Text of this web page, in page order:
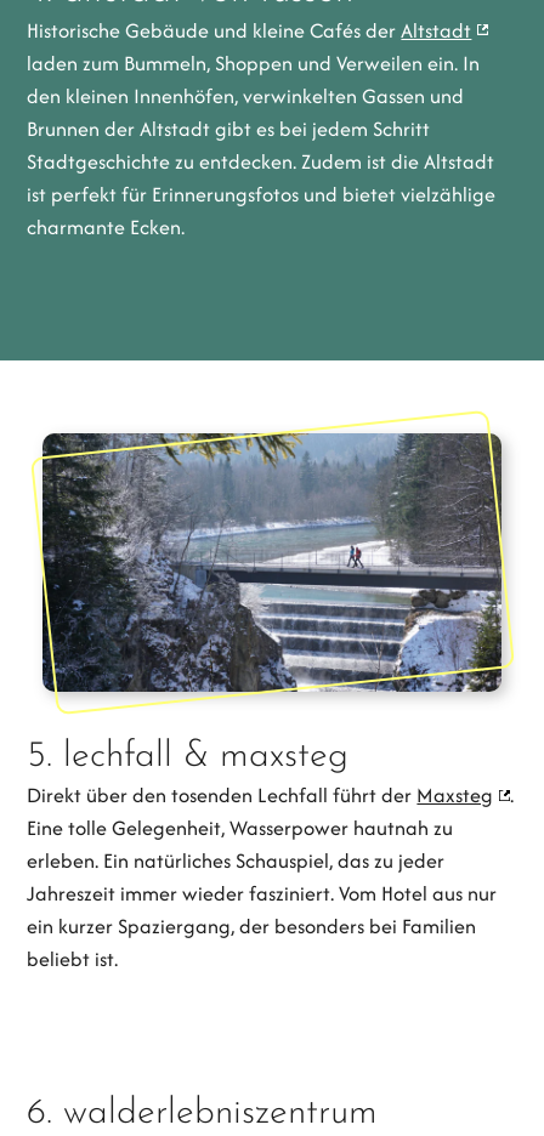
Historische Gebäude und kleine Cafés derAltstadt
laden zum Bummeln, Shoppen und Verweilen ein. In
den kleinen Innenhöfen, verwinkelten Gassen und
Brunnen der Altstadt gibt es bei jedem Schritt
Stadtgeschichte zu entdecken. Zudem ist die Altstadt
ist perfekt für Erinnerungsfotos und bietet vielzählige
charmante Ecken.
5. lechfall & maxsteg
Direkt über den tosenden Lechfall führt der Maxsteg
.
Eine tolle Gelegenheit, Wasserpower hautnah zu
erleben. Ein natürliches Schauspiel, das zu jeder
Jahreszeit immer wieder fasziniert. Vom Hotel aus nur
ein kurzer Spaziergang, der besonders bei Familien
beliebt ist.
6. walderlebniszentrum